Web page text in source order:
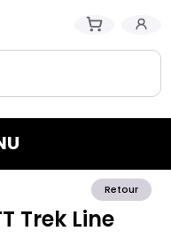
Retour
Trek Line